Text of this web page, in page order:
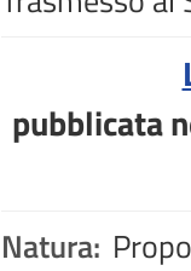
pubblicata
Natura: